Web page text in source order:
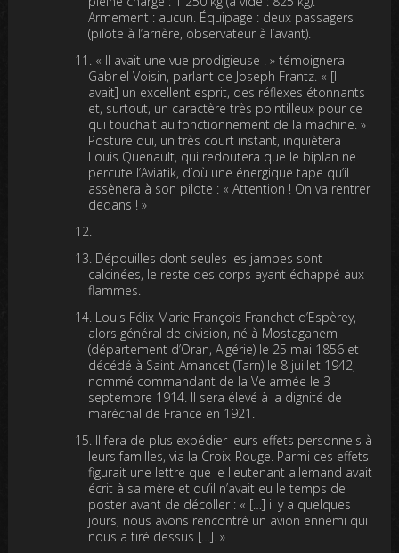
Armement : aucun. Équipage : deux passagers
(pilote à l’arrière, observateur à l’avant).
« Il avait une vue prodigieuse ! » témoignera
Gabriel Voisin, parlant de Joseph Frantz. « [Il
avait] un excellent esprit, des réflexes étonnants
et, surtout, un caractère très pointilleux pour ce
qui touchait au fonctionnement de la machine. »
Posture qui, un très court instant, inquiètera
Louis Quenault, qui redoutera que le biplan ne
percute l’Aviatik, d’où une énergique tape qu’il
assènera à son pilote : « Attention ! On va rentrer
dedans ! »
Dépouilles dont seules les jambes sont
calcinées, le reste des corps ayant échappé aux
flammes.
Louis Félix Marie François Franchet d’Espèrey,
alors général de division, né à Mostaganem
(département d’Oran, Algérie) le 25 mai 1856 et
décédé à Saint-Amancet (Tarn) le 8 juillet 1942,
nommé commandant de la Ve armée le 3
septembre 1914. Il sera élevé à la dignité de
maréchal de France en 1921.
Il fera de plus expédier leurs effets personnels à
leurs familles, via la Croix-Rouge. Parmi ces effets
figurait une lettre que le lieutenant allemand avait
écrit à sa mère et qu’il n’avait eu le temps de
poster avant de décoller : « […] il y a quelques
jours, nous avons rencontré un avion ennemi qui
nous a tiré dessus […]. »